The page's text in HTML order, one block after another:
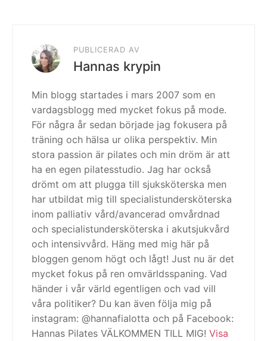
PUBLICERAD AV
Hannas krypin
Min blogg startades i mars 2007 som en
vardagsblogg med mycket fokus på mode.
För några år sedan började jag fokusera på
träning och hälsa ur olika perspektiv. Min
stora passion är pilates och min dröm är att
ha en egen pilatesstudio. Jag har också
drömt om att plugga till sjuksköterska men
har utbildat mig till specialistundersköterska
inom palliativ vård/avancerad omvårdnad
och specialistundersköterska i akutsjukvård
och intensivvård. Häng med mig här på
bloggen genom högt och lågt! Just nu är det
mycket fokus på ren omvärldsspaning. Vad
händer i vår värld egentligen och vad vill
våra politiker? Du kan även följa mig på
instagram: @hannafialotta och på Facebook:
Hannas Pilates VÄLKOMMEN TILL MIG! Visa